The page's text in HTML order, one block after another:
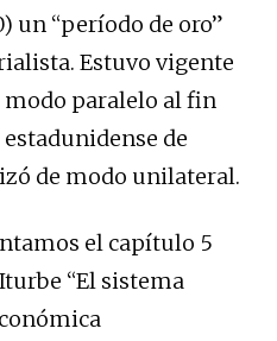
un “período de oro”
Estuvo vigente
modo paralelo al fin
de
de modo unilateral.
el capítulo 5
“El sistema